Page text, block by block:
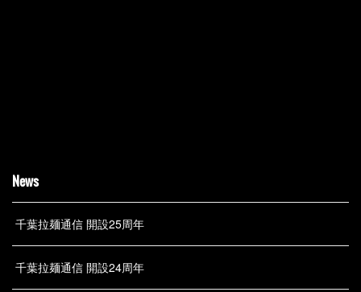
News
千葉拉麺通信 開設25周年
千葉拉麺通信 開設24周年